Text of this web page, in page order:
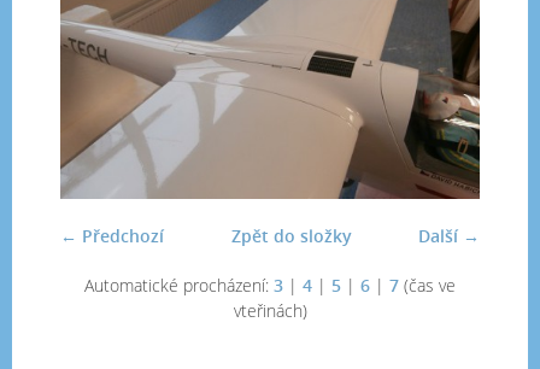
← Předchozí Další →
Zpět do složky
Automatické procházení: 3 | 4 | 5 | 6 | 7 (čas ve
vteřinách)